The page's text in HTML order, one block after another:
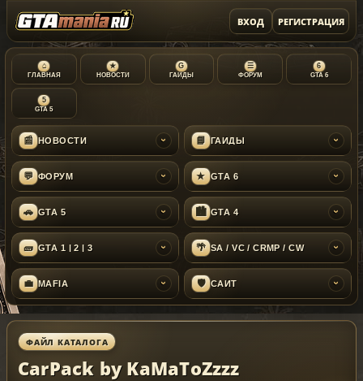
ВХОД РЕГИСТРАЦИЯ
⌂
ГЛАВНАЯ
★
НОВОСТИ
G
ГАЙДЫ
☰
ФОРУМ
6
GTA 6
5
GTA 5
📰 НОВОСТИ › 📘 ГАЙДЫ ›
💬 ФОРУМ › ★ GTA 6 ›
🚗 GTA 5 › 🏙 GTA 4 ›
🧱 GTA 1 | 2 | 3 › 🌴 SA / VC / CRMP / CW ›
💼 MAFIA › 🛡 САЙТ ›
ФАЙЛ КАТАЛОГА
CarPack by KaMaToZzzz